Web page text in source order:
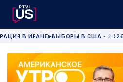
В ИРАНЕ▶ВЫБОРЫ В США - 2026